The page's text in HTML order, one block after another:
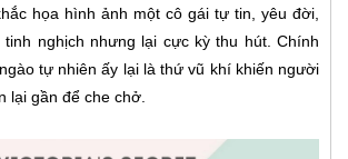
họa hình ảnh một cô gái tự tin, yêu đời,
nghịch nhưng lại cực kỳ thu hút. Chính
tự nhiên ấy lại là thứ vũ khí khiến người
lại gần để che chở.